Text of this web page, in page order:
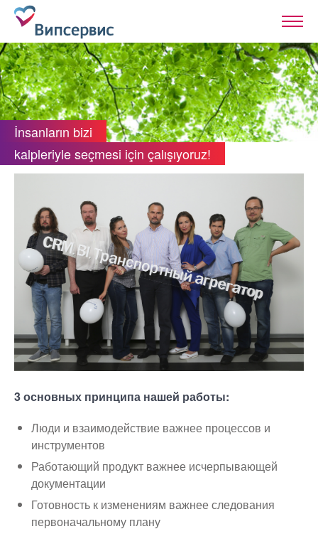
İnsanların bizi
kalpleriyle seçmesi için çalışıyoruz!
3 основных принципа нашей работы:
Люди и взаимодействие важнее процессов и
инструментов
Работающий продукт важнее исчерпывающей
документации
Готовность к изменениям важнее следования
первоначальному плану